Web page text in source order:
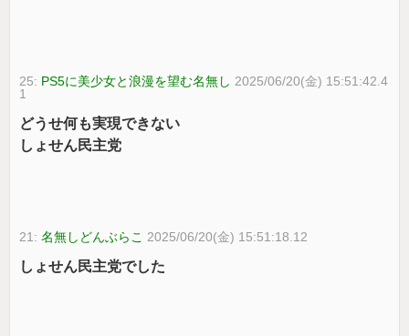
25: PS5に美少女と浪漫を望む名無し 2025/06/20(金) 15:51:42.4
1
どうせ何も実現できない
しょせん民主党
21:名無しどんぶらこ 2025/06/20(金) 15:51:18.12
しょせん民主党でした